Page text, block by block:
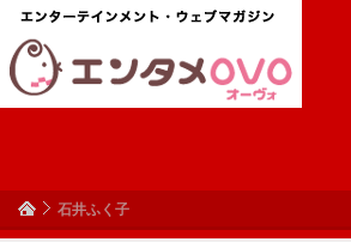
石井ふく子